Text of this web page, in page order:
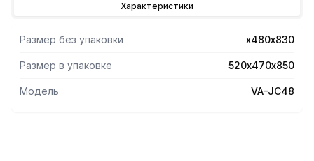
Характеристики
Размер без упаковки х480х830
Размер в упаковке 520х470х850
Модель VA-JC48